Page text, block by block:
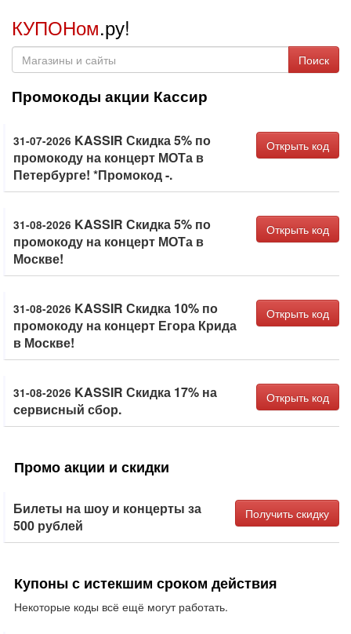
КУПОНом.ру!
Поиск
Промокоды акции Кассир
31-07-2026 KASSIR Скидка 5% по
промокоду на концерт МОТа в
Петербурге! *Промокод -.
Открыть код
31-08-2026 KASSIR Скидка 5% по
промокоду на концерт МОТа в
Москве!
Открыть код
31-08-2026 KASSIR Скидка 10% по
промокоду на концерт Егора Крида
в Москве!
Открыть код
31-08-2026 KASSIR Скидка 17% на
сервисный сбор.
Открыть код
Промо акции и скидки
Билеты на шоу и концерты за
500 рублей
Получить скидку
Купоны с истекшим сроком действия
Некоторые коды всё ещё могут работать.